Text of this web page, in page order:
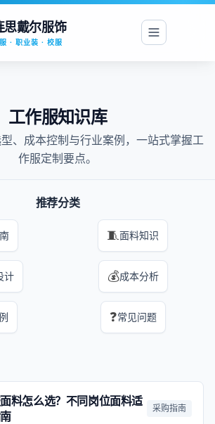
思戴尔服饰
· 职业装 · 校服
工作服知识库
、成本控制与行业案例，一站式掌握工
作服定制要点。
推荐分类
🧵面料知识
计 💰成本分析
❓常见问题
料怎么选？不同岗位面料适
采购指南